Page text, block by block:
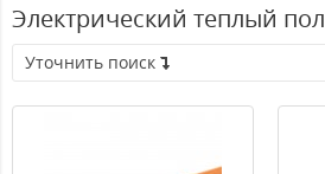
Электрический теплый пол
Уточнить поиск